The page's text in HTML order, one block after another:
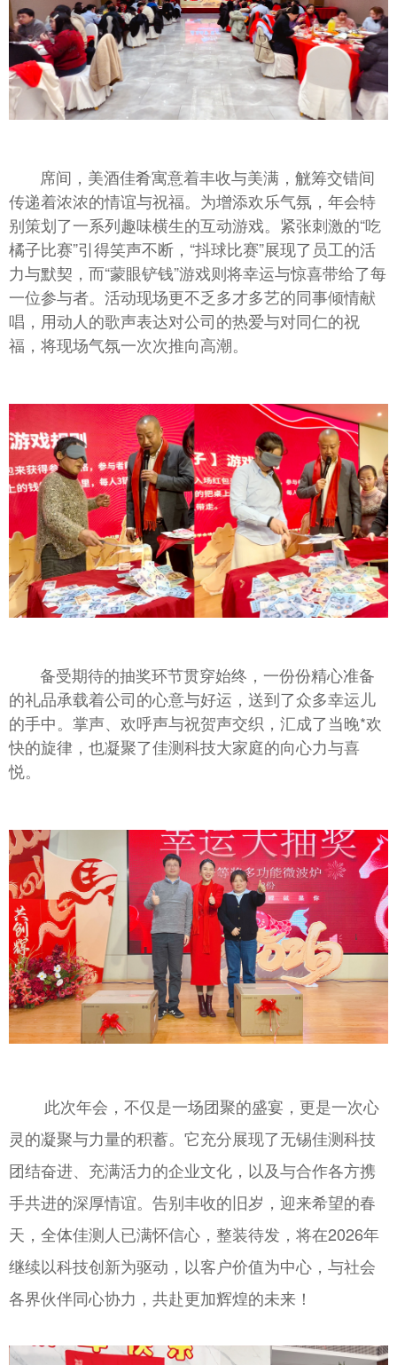
席间，美酒佳肴寓意着丰收与美满，觥筹交错间
传递着浓浓的情谊与祝福。为增添欢乐气氛，年会特
别策划了一系列趣味横生的互动游戏。紧张刺激的“吃
橘子比赛”引得笑声不断，“抖球比赛”展现了员工的活
力与默契，而“蒙眼铲钱”游戏则将幸运与惊喜带给了每
一位参与者。活动现场更不乏多才多艺的同事倾情献
唱，用动人的歌声表达对公司的热爱与对同仁的祝
福，将现场气氛一次次推向高潮。
备受期待的抽奖环节贯穿始终，一份份精心准备
的礼品承载着公司的心意与好运，送到了众多幸运儿
的手中。掌声、欢呼声与祝贺声交织，汇成了当晚*欢
快的旋律，也凝聚了佳测科技大家庭的向心力与喜
悦。
此次年会，不仅是一场团聚的盛宴，更是一次心
灵的凝聚与力量的积蓄。它充分展现了无锡佳测科技
团结奋进、充满活力的企业文化，以及与合作各方携
手共进的深厚情谊。告别丰收的旧岁，迎来希望的春
天，全体佳测人已满怀信心，整装待发，将在2026年
继续以科技创新为驱动，以客户价值为中心，与社会
各界伙伴同心协力，共赴更加辉煌的未来！